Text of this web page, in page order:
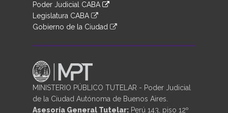
Poder Judicial CABA
Legislatura CABA
Gobierno de la Ciudad
MINISTERIO PÚBLICO TUTELAR - Poder Judicial
de la Ciudad Autónoma de Buenos Aires.
Asesoría General Tutelar: Perú 143, piso 12º